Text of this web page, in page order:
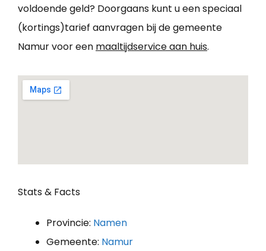
voldoende geld? Doorgaans kunt u een speciaal
(kortings)tarief aanvragen bij de gemeente
Namur voor een maaltijdservice aan huis.
Stats & Facts
Provincie: Namen
Gemeente: Namur